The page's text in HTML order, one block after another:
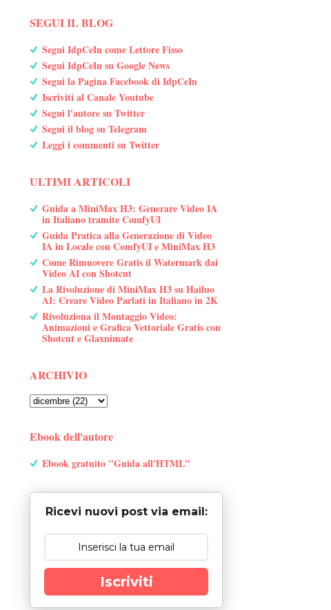
SEGUI IL BLOG
Segui IdpCeIn come Lettore Fisso
Segui IdpCeIn su Google News
Segui la Pagina Facebook di IdpCeIn
Iscriviti al Canale Youtube
Segui l'autore su Twitter
Segui il blog su Telegram
Leggi i commenti su Twitter
ULTIMI ARTICOLI
Guida a MiniMax H3: Generare Video IA
in Italiano tramite ComfyUI
Guida Pratica alla Generazione di Video
IA in Locale con ComfyUI e MiniMax H3
Come Rimuovere Gratis il Watermark dai
Video AI con Shotcut
La Rivoluzione di MiniMax H3 su Hailuo
AI: Creare Video Parlati in Italiano in 2K
Rivoluziona il Montaggio Video:
Animazioni e Grafica Vettoriale Gratis con
Shotcut e Glaxnimate
ARCHIVIO
Ebook dell'autore
Ebook gratuito "Guida all'HTML"
Ricevi nuovi post via email:
Iscriviti